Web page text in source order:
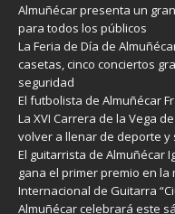
Almuñécar presenta un
para todos los públicos
La Feria de Día de
casetas, cinco conciertos
seguridad
El futbolista de Almuñécar
La XVI Carrera de la Vega
volver a llenar de deporte y
El guitarrista de Almuñécar
gana el primer premio en
Internacional de Guitarra
Almuñécar celebrará este